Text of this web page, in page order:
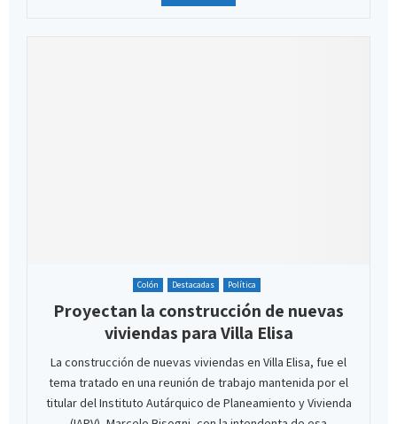
Colón Destacadas Política
Proyectan la construcción de nuevas
viviendas para Villa Elisa
La construcción de nuevas viviendas en Villa Elisa, fue el
tema tratado en una reunión de trabajo mantenida por el
titular del Instituto Autárquico de Planeamiento y Vivienda